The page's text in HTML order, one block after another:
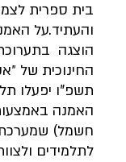
בית ספרית
והעתיד.על
הוצגה
החינוכית של
תשפ"ו יפעלו
האמנה
חשמל)
לתלמידים